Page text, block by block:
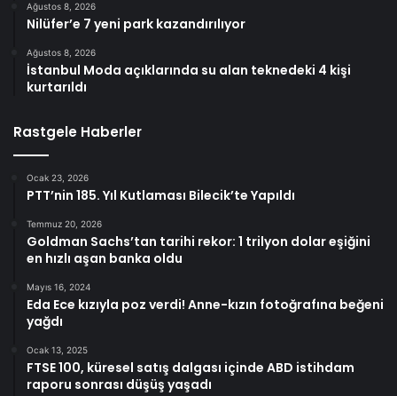
Ağustos 8, 2026
Nilüfer’e 7 yeni park kazandırılıyor
Ağustos 8, 2026
İstanbul Moda açıklarında su alan teknedeki 4 kişi
kurtarıldı
Rastgele Haberler
Ocak 23, 2026
PTT’nin 185. Yıl Kutlaması Bilecik’te Yapıldı
Temmuz 20, 2026
Goldman Sachs’tan tarihi rekor: 1 trilyon dolar eşiğini
en hızlı aşan banka oldu
Mayıs 16, 2024
Eda Ece kızıyla poz verdi! Anne-kızın fotoğrafına beğeni
yağdı
Ocak 13, 2025
FTSE 100, küresel satış dalgası içinde ABD istihdam
raporu sonrası düşüş yaşadı